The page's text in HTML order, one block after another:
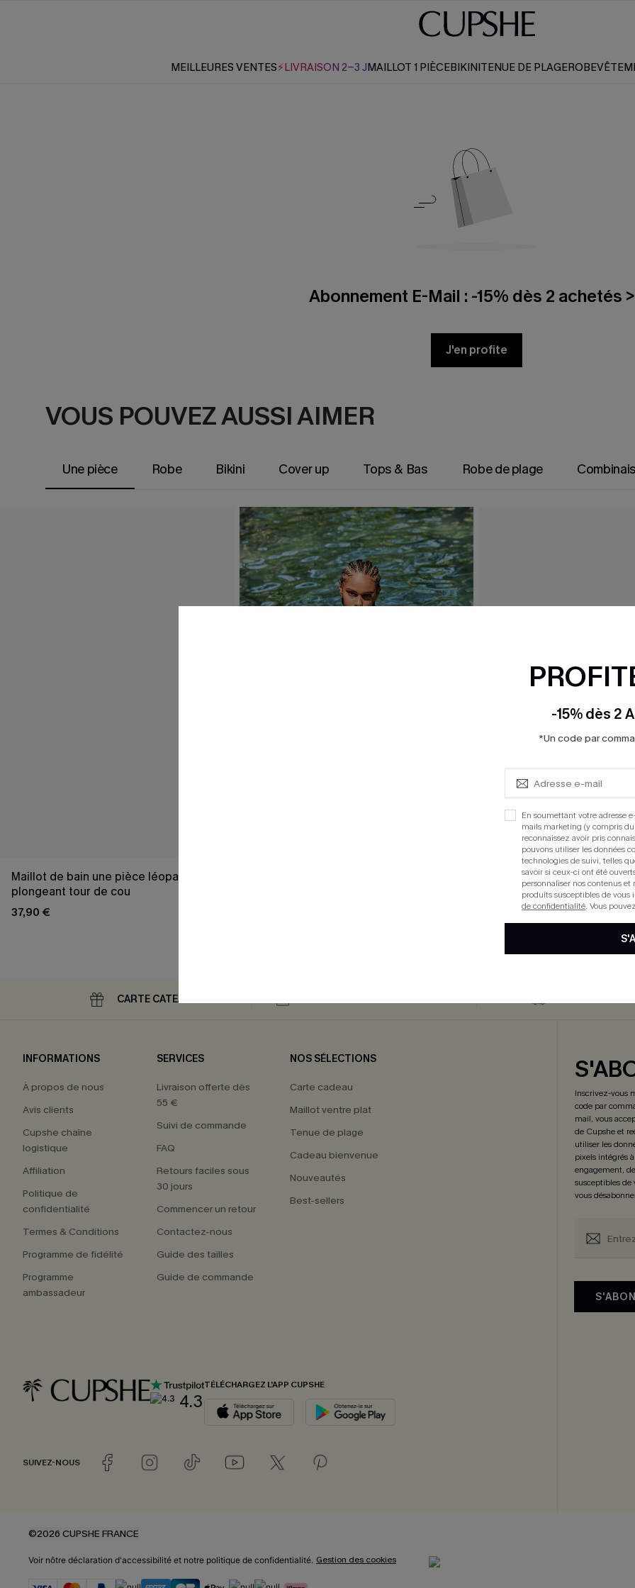
MEILLEURES VENTES⚡LIVRAISON 2-3 JMAILLOT 1 PIÈCEBIKINITENUE DE PLAGEROBE
Abonnement E-Mail : -15% dès 2 achetés
J'en profite
VOUS POUVEZ AUSSI AIMER
Une pièce Robe Bikini Cover up Tops & Bas Robe de plage
Maillot de bain une pièce léopard à col
plongeant tour de cou
37,90 €
Maillot de bain une pièce
plongeant tour de cou
41,90 €
CARTE CATEAU
INFORMATIONS
À propos de nous
Avis clients
Cupshe chaîne
logistique
Affiliation
Politique de
confidentialité
Termes & Conditions
Programme de fidélité
Programme
ambassadeur
SERVICES
Livraison offerte dès
55 €
Suivi de commande
FAQ
Retours faciles sous
30 jours
Commencer un retour
Contactez-nous
Guide des tailles
Guide de commande
NOS SÉLECTIONS
Carte cadeau
Maillot ventre plat
Tenue de plage
Cadeau bienvenue
Nouveautés
Best-sellers
4.3
TÉLÉCHARGEZ L’APP CUPSHE
SUIVEZ-NOUS
Inscrivez-vous
code par
mail, vous
de Cupshe et
utiliser les
pixels intégrés
engagement,
susceptibles de
vous
©2026 CUPSHE FRANCE
Voir nôtre déclaration d'accessibilité et notre politique de confidentialité. Gestion des cookies
-15% dès 2
*Un code par
En soumettant votre adresse
mails marketing (y compris
reconnaissez avoir pris
pouvons utiliser les données
technologies de suivi, telles
savoir si ceux-ci ont été
personnaliser nos contenus et
produits susceptibles de vous
de confidentialité. Vous